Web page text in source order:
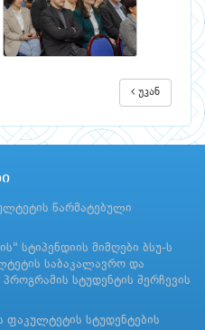
უკან
წარმატებული
სტიპენდიის მიმღები ბსუ-ს
საბაკალავრო და
სტუდენტის შერჩევის
ფაკულტეტის სტუდენტების